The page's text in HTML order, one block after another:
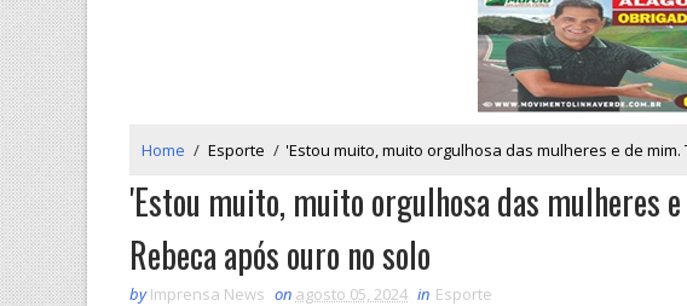
Home / Esporte / 'Estou muito, muito orgulhosa das mulheres e de
'Estou muito, muito orgulhosa das mulheres
Rebeca após ouro no solo
by Imprensa News on agosto 05, 2024 in Esporte